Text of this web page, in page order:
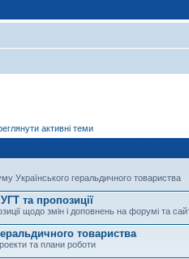
активні теми
Українського геральдичного товариства
та пропозиції
щодо змін і доповнень на форумі та
товариства
та плани роботи